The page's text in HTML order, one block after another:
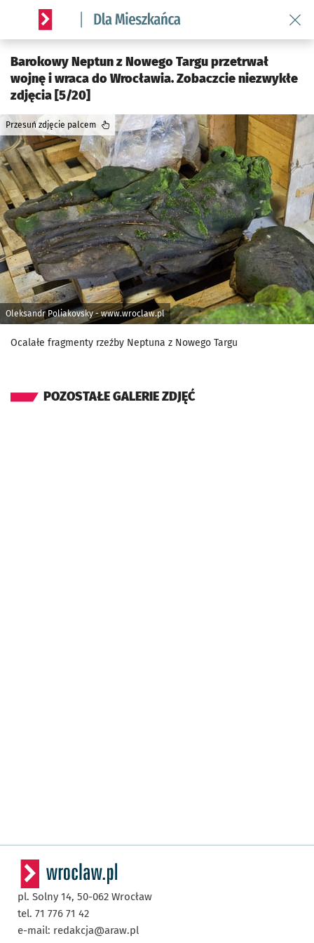
Serwis informacyjny wroclaw.pl podserwis: Dla mieszkańca
Barokowy Neptun z Nowego Targu przetrwał
wojnę i wraca do Wrocławia. Zobaczcie niezwykłe
zdjęcia [5/20]
Oleksandr Poliakovsky - www.wroclaw.pl
Przesuń zdjęcie palcem
Ocalałe fragmenty rzeźby Neptuna z Nowego Targu
POZOSTAŁE GALERIE ZDJĘĆ
pl. Solny 14, 50-062 Wrocław
tel. 71 776 71 42
e-mail: redakcja@araw.pl